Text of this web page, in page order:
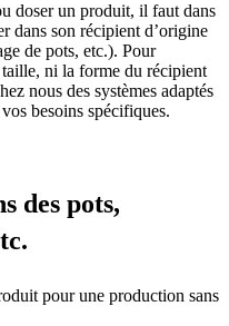
doser un produit, il faut dans
dans son récipient d’origine
de pots, etc.). Pour
ni la forme du récipient
nous des systèmes adaptés
besoins spécifiques.
des pots,
pour une production sans